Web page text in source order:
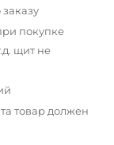
покупке
щит не
товар должен